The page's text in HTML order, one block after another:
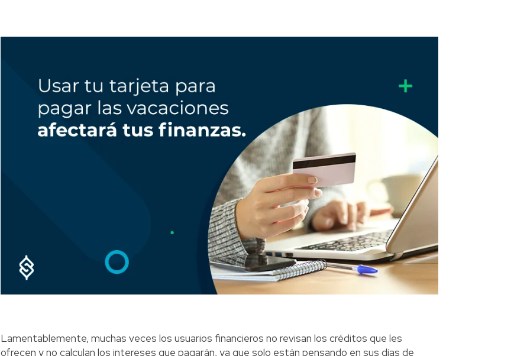
Lamentablemente, muchas veces los usuarios financieros no revisan los créditos que les
ofrecen y no calculan los intereses que pagarán, ya que solo están pensando en sus días de